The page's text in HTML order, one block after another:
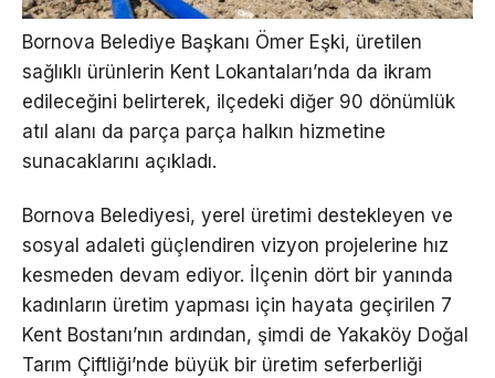
Bornova Belediye Başkanı Ömer Eşki, üretilen
sağlıklı ürünlerin Kent Lokantaları’nda da ikram
edileceğini belirterek, ilçedeki diğer 90 dönümlük
atıl alanı da parça parça halkın hizmetine
sunacaklarını açıkladı.
Bornova Belediyesi, yerel üretimi destekleyen ve
sosyal adaleti güçlendiren vizyon projelerine hız
kesmeden devam ediyor. İlçenin dört bir yanında
kadınların üretim yapması için hayata geçirilen 7
Kent Bostanı’nın ardından, şimdi de Yakaköy Doğal
Tarım Çiftliği’nde büyük bir üretim seferberliği